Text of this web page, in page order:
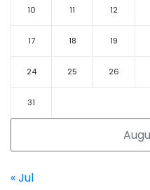
10 11 12
17 18 19
24 25 26
31
« Jul